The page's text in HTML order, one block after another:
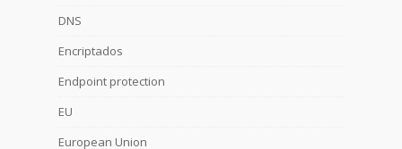
DNS
Encriptados
Endpoint protection
EU
European Union